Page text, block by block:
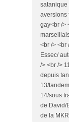
satanique
aversions
gay<br />
<br /> <br
Essec/
/> <br />
depuis
13/
14/sous
de David/
de la MKR